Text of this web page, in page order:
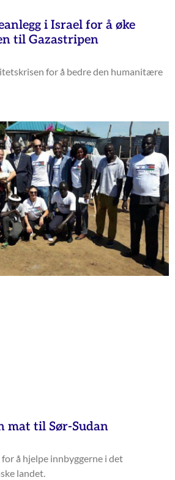
i Israel for å øke
til Gazastripen
for å bedre den humanitære
mat til Sør-Sudan
å hjelpe innbyggerne i det
landet.